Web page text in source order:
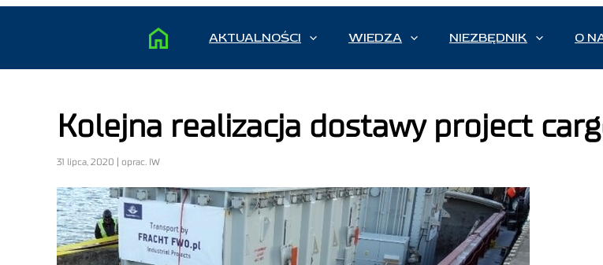
AKTUALNOŚCI WIEDZA NIEZBĘDNIK O
Kolejna realizacja dostawy project
31 lipca, 2020 | oprac. IW